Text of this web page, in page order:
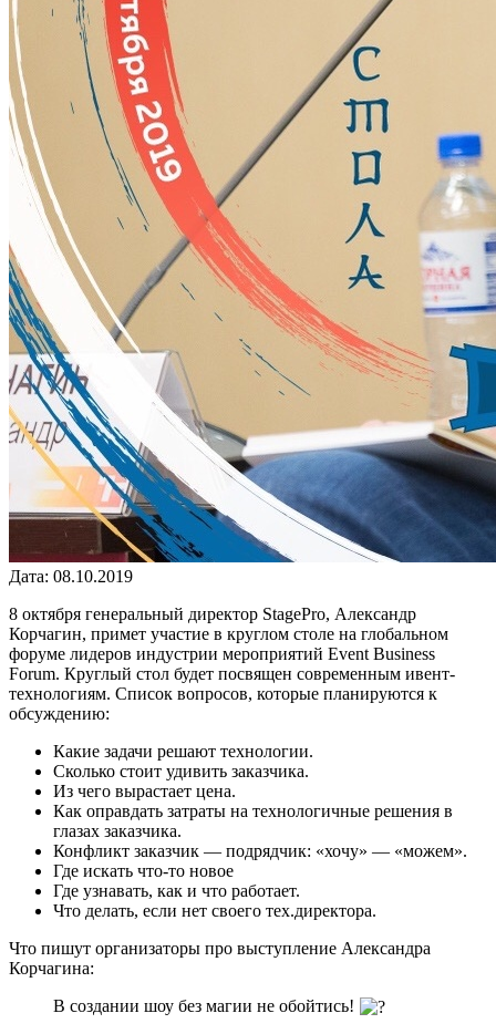
Дата: 08.10.2019
8 октября генеральный директор StagePro, Александр
Корчагин, примет участие в круглом столе на глобальном
форуме лидеров индустрии мероприятий Event Business
Forum. Круглый стол будет посвящен современным ивент-
технологиям. Список вопросов, которые планируются к
обсуждению:
Какие задачи решают технологии.
Сколько стоит удивить заказчика.
Из чего вырастает цена.
Как оправдать затраты на технологичные решения в
глазах заказчика.
Конфликт заказчик — подрядчик: «хочу» — «можем».
Где искать что-то новое
Где узнавать, как и что работает.
Что делать, если нет своего тех.директора.
Что пишут организаторы про выступление Александра
Корчагина:
В создании шоу без магии не обойтись!